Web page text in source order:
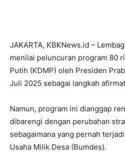
JAKARTA, KBKNews.id –
menilai peluncuran program 80
Putih (KDMP) oleh Presiden
Juli 2025 sebagai langkah
Namun, program ini dianggap
dibarengi dengan perubahan
sebagaimana yang pernah
Usaha Milik Desa (Bumdes).